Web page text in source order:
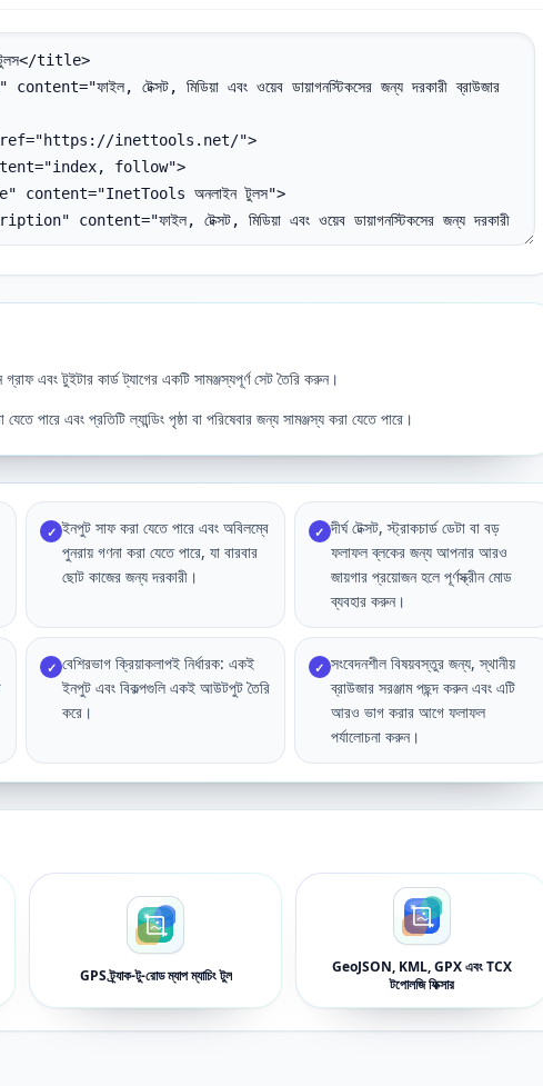
এবং টুইটার কার্ড ট্যাগের একটি সামঞ্জস্যপূর্ণ সেট তৈরি করুন।
পারে এবং প্রতিটি ল্যান্ডিং পৃষ্ঠা বা পরিষেবার জন্য সামঞ্জস্য করা যেতে পারে।
✓ ইনপুট সাফ করা যেতে পারে এবং অবিলম্বে
পুনরায় গণনা করা যেতে পারে, যা বারবার
ছোট কাজের জন্য দরকারী।
✓ দীর্ঘ টেক্সট, স্ট্রাকচার্ড ডেটা বা বড়
ফলাফল ব্লকের জন্য আপনার আরও
জায়গার প্রয়োজন হলে পূর্ণস্ক্রীন মোড
ব্যবহার করুন।
✓ বেশিরভাগ ক্রিয়াকলাপই নির্ধারক: একই
ইনপুট এবং বিকল্পগুলি একই আউটপুট তৈরি
করে।
✓ সংবেদনশীল বিষয়বস্তুর জন্য, স্থানীয়
ব্রাউজার সরঞ্জাম পছন্দ করুন এবং এটি
আরও ভাগ করার আগে ফলাফল
পর্যালোচনা করুন।
GPS ট্র্যাক-টু-রোড ম্যাপ ম্যাচিং টুল
GeoJSON, KML, GPX এবং TCX
টপোলজি ফিক্সার